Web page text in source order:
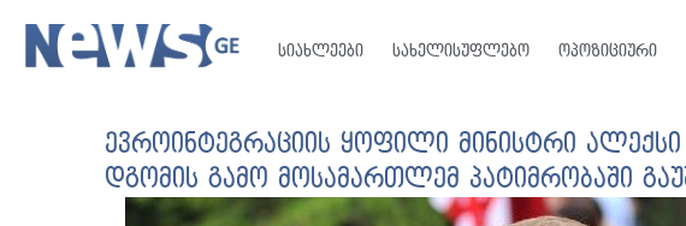
სიახლეები სახელისუფლებო ოპოზიციური
ევროინტეგრაციის ყოფილი მინისტრი
დგომის გამო მოსამართლემ პატიმრობაში